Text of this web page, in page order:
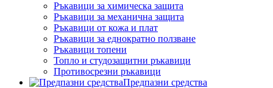
Ръкавици за химическа защита
Ръкавици за механична защита
Ръкавици от кожа и плат
Ръкавици за еднократно ползване
Ръкавици топени
Топло и студозащитни ръкавици
Противосрезни ръкавици
Предпазни средства